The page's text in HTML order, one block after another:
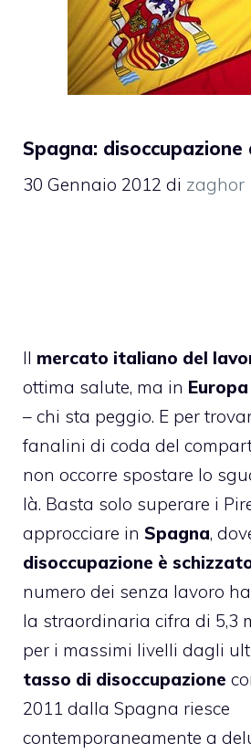
Spagna:
30 Gennaio 2012 di zaghor
Il mercato italiano del
ottima salute, ma in Europa
– chi sta peggio. E per
fanalini di coda del
non occorre spostare lo
là. Basta solo superare i
approcciare in Spagna,
disoccupazione è
numero dei senza lavoro
la straordinaria cifra di 5,3
per i massimi livelli dagli
tasso di disoccupazione
2011 dalla Spagna riesce
contemporaneamente a